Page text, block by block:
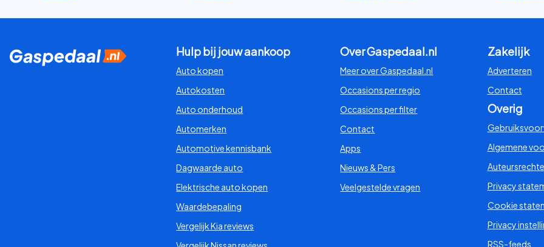
Hulp bij jouw aankoop
Auto kopen
Autokosten
Auto onderhoud
Automerken
Automotive kennisbank
Dagwaarde auto
Elektrische auto kopen
Waardebepaling
Vergelijk Kia reviews
Over Gaspedaal.nl
Meer over Gaspedaal.nl
Occasions per regio
Occasions per filter
Contact
Apps
Nieuws & Pers
Veelgestelde vragen
Zakelijk
Adverteren
Contact
Overig
Algemene
Privacy
Cookie
Privacy
RSS-feeds